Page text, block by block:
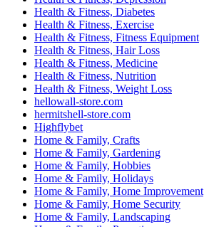
Health & Fitness, Diabetes
Health & Fitness, Exercise
Health & Fitness, Fitness Equipment
Health & Fitness, Hair Loss
Health & Fitness, Medicine
Health & Fitness, Nutrition
Health & Fitness, Weight Loss
hellowall-store.com
hermitshell-store.com
Highflybet
Home & Family, Crafts
Home & Family, Gardening
Home & Family, Hobbies
Home & Family, Holidays
Home & Family, Home Improvement
Home & Family, Home Security
Home & Family, Landscaping